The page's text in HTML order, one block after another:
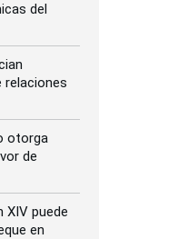
del
relaciones
otorga
de
XIV puede
en